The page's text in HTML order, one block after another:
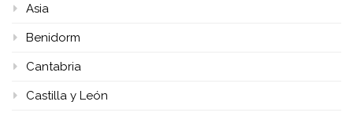
Asia
Benidorm
Cantabria
Castilla y León